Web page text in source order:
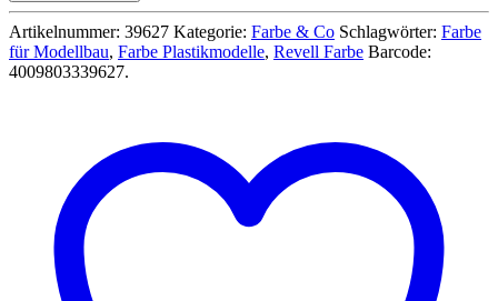
Finisher
Revell
Sprühfarbe
Revell
39627
Menge
Artikelnummer: 39627 Kategorie: Farbe & Co Schlagwörter: Farbe
für Modellbau, Farbe Plastikmodelle, Revell Farbe Barcode:
4009803339627.